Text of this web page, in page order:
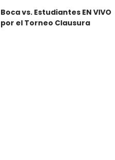
Boca vs. Estudiantes EN VIVO
por el Torneo Clausura